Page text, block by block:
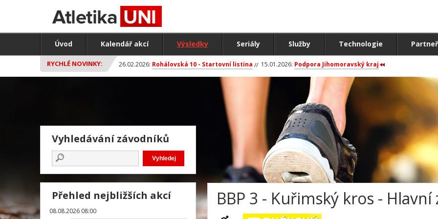
Úvod Kalendář akcí Výsledky Seriály Služby Technologie
RYCHLÉ NOVINKY: 26.02.2026: Rohálovská 10 - Startovní listina 15.01.2026: Podpora Jihomoravský kraj
BBP 3 - Kuřimský kros -
Vyhledávání závodníků
Přehled nejbližších akcí
08.08.2026 08:00